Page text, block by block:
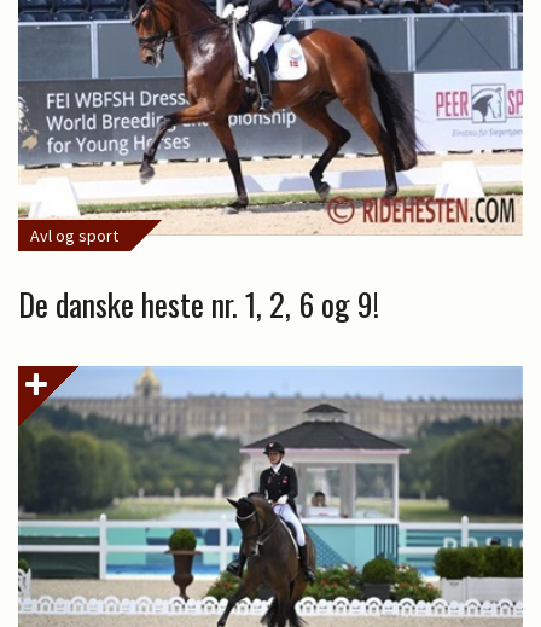
Avl og sport
De danske heste nr. 1, 2, 6 og 9!